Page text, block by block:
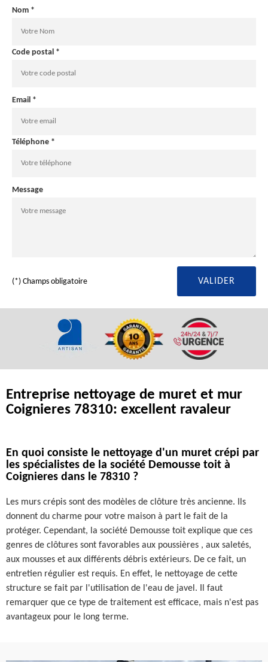
Nom *
Code postal *
Email *
Téléphone *
Message
(*) Champs obligatoire
Entreprise nettoyage de muret et mur
Coignieres 78310: excellent ravaleur
En quoi consiste le nettoyage d'un muret crépi par
les spécialistes de la société Demousse toit à
Coignieres dans le 78310 ?
Les murs crépis sont des modèles de clôture très ancienne. Ils
donnent du charme pour votre maison à part le fait de la
protéger. Cependant, la société Demousse toit explique que ces
genres de clôtures sont favorables aux poussières , aux saletés,
aux mousses et aux différents débris extérieurs. De ce fait, un
entretien régulier est requis. En effet, le nettoyage de cette
structure se fait par l'utilisation de l'eau de javel. Il faut
remarquer que ce type de traitement est efficace, mais n'est pas
avantageux pour le long terme.